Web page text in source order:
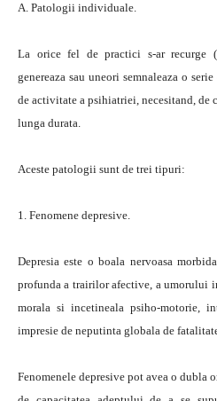
A. Patologii individuale.
La orice fel de practici s-ar recurge
genereaza sau uneori semnaleaza o
de activitate a psihiatriei, necesitand, de
lunga durata.
Aceste patologii sunt de trei tipuri:
1. Fenomene depresive.
Depresia este o boala nervoasa
profunda a trairilor afective, a umorului
morala si incetineala psiho-motorie,
impresie de neputinta globala de
Fenomenele depresive pot avea o dubla